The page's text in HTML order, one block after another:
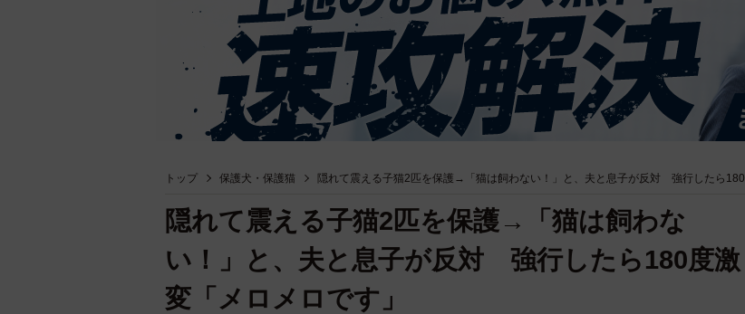
トップ 保護犬・保護猫 隠れて震える子猫2匹を保護→「猫は飼わない！」と、夫と息子が反対 強行したら180
隠れて震える子猫2匹を保護→「猫は飼わな
い！」と、夫と息子が反対 強行したら180度激
変「メロメロです」